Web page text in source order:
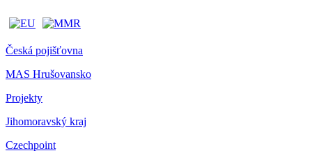
Česká pojišťovna
MAS Hrušovansko
Projekty
Jihomoravský kraj
Czechpoint